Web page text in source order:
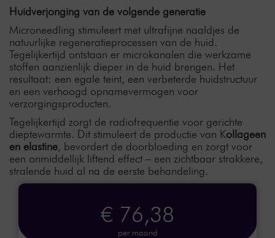
Huidverjonging van de volgende generatie
Microneedling stimuleert met ultrafijne naaldjes de
natuurlijke regeneratieprocessen van de huid.
Tegelijkertijd ontstaan er microkanalen die werkzame
stoffen aanzienlijk dieper in de huid brengen. Het
resultaat: een egale teint, een verbeterde huidstructuur
en een verhoogd opnamevermogen voor
verzorgingsproducten.
Tegelijkertijd zorgt de radiofrequentie voor gerichte
dieptewarmte. Dit stimuleert de productie van Kollageen
en elastine, bevordert de doorbloeding en zorgt voor
een onmiddellijk liftend effect – een zichtbaar strakkere,
stralende huid al na de eerste behandeling.
€ 76,38
per maand